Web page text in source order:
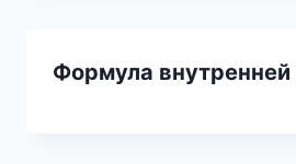
Формула внутренней